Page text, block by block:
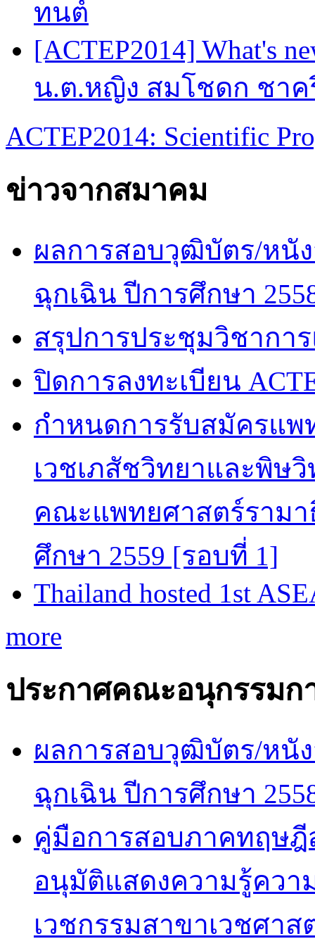
ทนต์
[ACTEP2014] What's
น.ต.หญิง สมโชดก ชาค
ACTEP2014: Scientific
ข่าวจากสมาคม
ผลการสอบวุฒิบัตร/หนั
ฉุกเฉิน ปีการศึกษา
สรุปการประชุมวิชากา
ปิดการลงทะเบียน
กำหนดการรับสมัครแพ
เวชเภสัชวิทยาและพิษวิ
คณะแพทยศาสตร์รามา
ศึกษา 2559 [รอบที่ 1]
Thailand hosted 1st
more
ประกาศคณะอนุกรรมก
ผลการสอบวุฒิบัตร/หนั
ฉุกเฉิน ปีการศึกษา
คู่มือการสอบภาคทฤษ
อนุมัติแสดงความรู้คว
เวชกรรมสาขาเวชศา